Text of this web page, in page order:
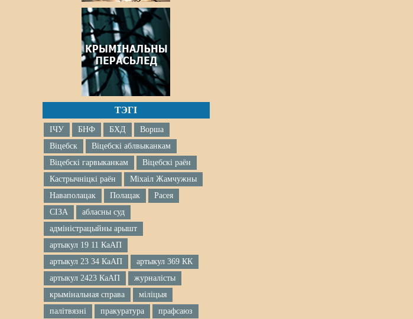
ТЭГІ
ІЧУ БНФ БХД
Ворша
Віцебск
Віцебскі аблвыканкам
Віцебскі гарвыканкам
Віцебскі раён
Кастрычніцкі раён
Міхаіл Жамчужны
Наваполацак
Полацак
Расея
СІЗА
абласны суд
адміністрацыйны арышт
артыкул 19 11 КаАП
артыкул 23 34 КаАП
артыкул 369 КК
артыкул 2423 КаАП
журналісты
крымінальная справа
міліцыя
палітвязні
пракуратура
прафсаюз